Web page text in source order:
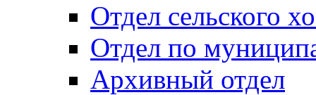
Отдел сельского
Отдел по
Архивный отдел